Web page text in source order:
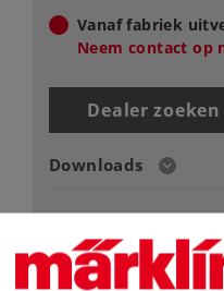
Vanaf fabriek
Neem contact op
Dealer zoeken
Downloads